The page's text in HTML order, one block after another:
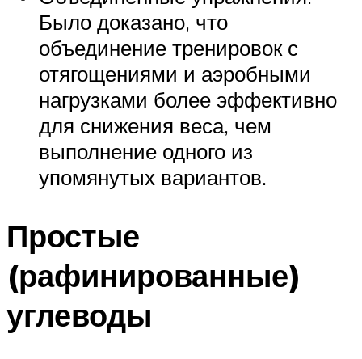
Было доказано, что
объединение тренировок с
отягощениями и аэробными
нагрузками более эффективно
для снижения веса, чем
выполнение одного из
упомянутых вариантов.
Простые
(рафинированные)
углеводы